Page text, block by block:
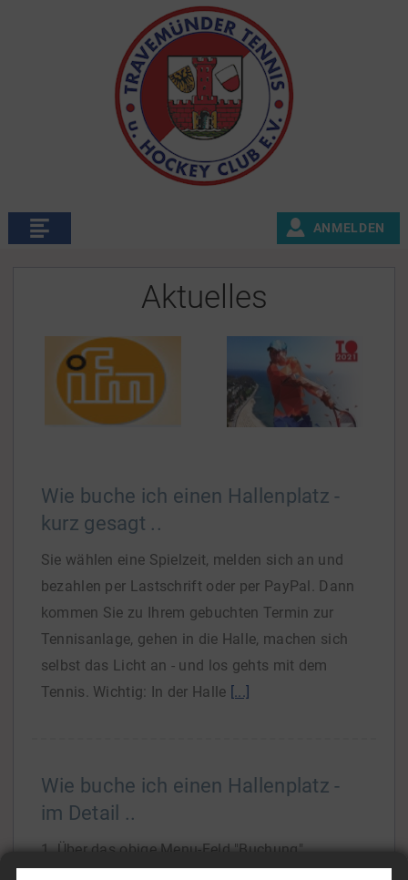
ANMELDEN
Aktuelles
Wie buche ich einen Hallenplatz -
kurz gesagt ..
Sie wählen eine Spielzeit, melden sich an und
bezahlen per Lastschrift oder per PayPal. Dann
kommen Sie zu Ihrem gebuchten Termin zur
Tennisanlage, gehen in die Halle, machen sich
selbst das Licht an - und los gehts mit dem
Tennis. Wichtig: In der Halle [...]
Wie buche ich einen Hallenplatz -
im Detail ..
1. Über das obige Menu-Feld "Buchung"